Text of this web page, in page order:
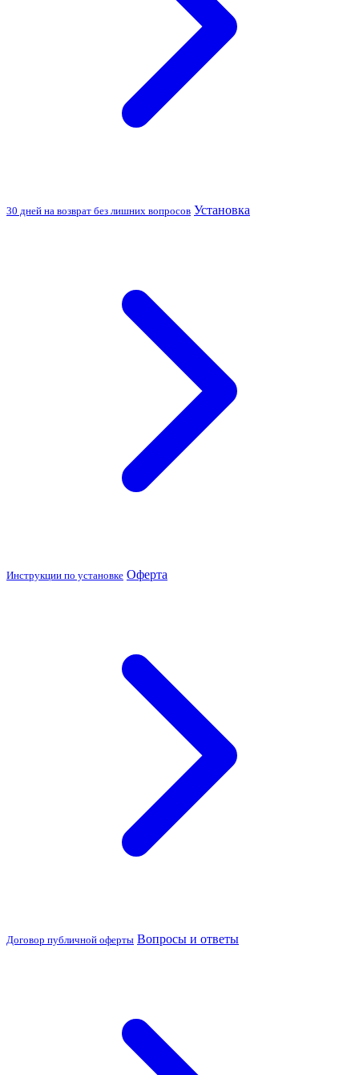
30 дней на возврат без лишних вопросов Установка
Инструкции по установке Оферта
Договор публичной оферты Вопросы и ответы